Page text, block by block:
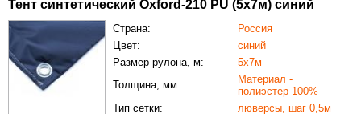
Тент синтетический Oxford-210 PU (5х7м) синий
Страна:
Россия
Цвет:
синий
Размер рулона, м:
5х7м
Толщина, мм:
Материал -
полиэстер 100%
Тип сетки:
люверсы, шаг 0,5м